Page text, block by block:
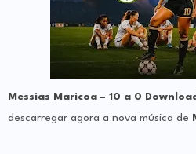
Messias Maricoa – 10 a 0
descarregar agora a nova música de